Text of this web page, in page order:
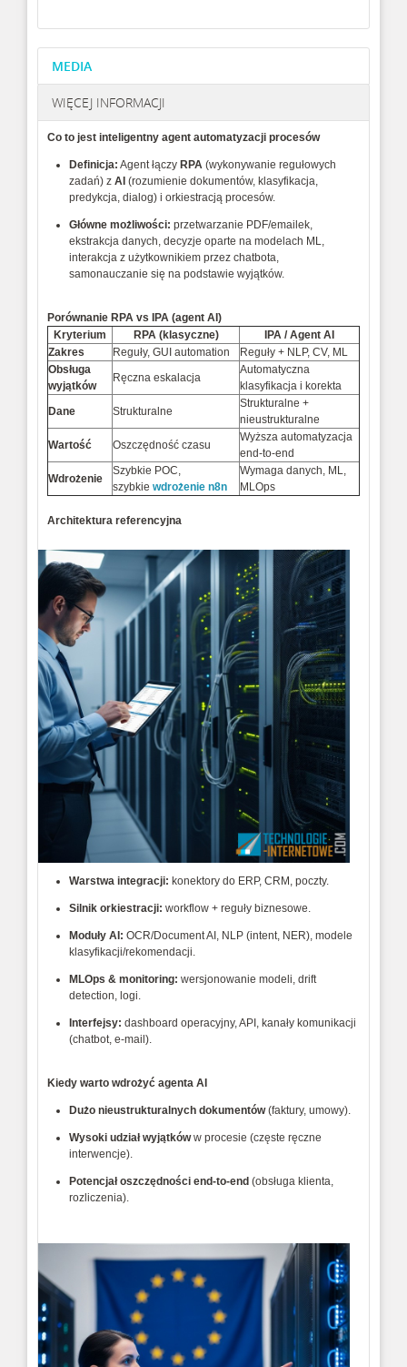
MEDIA
WIĘCEJ INFORMACJI
Co to jest inteligentny agent automatyzacji procesów
Definicja: Agent łączy RPA (wykonywanie regułowych
zadań) z AI (rozumienie dokumentów, klasyfikacja,
predykcja, dialog) i orkiestracją procesów.
Główne możliwości: przetwarzanie PDF/emailek,
ekstrakcja danych, decyzje oparte na modelach ML,
interakcja z użytkownikiem przez chatbota,
samonauczanie się na podstawie wyjątków.
Porównanie RPA vs IPA (agent AI)
Kryterium
RPA (klasyczne) IPA /Agent AI
Zakres
Reguły, GUI automation Reguły + NLP, CV, ML
Obsługa
wyjątków
Ręczna eskalacja
Automatyczna
klasyfikacja i korekta
Dane
Strukturalne
Strukturalne +
nieustrukturalne
Wartość
Oszczędność czasu
Wyższa automatyzacja
end‑to‑end
Wdrożenie
Szybkie POC,
szybkie wdrożenie n8n
Wymaga danych, ML,
MLOps
Architektura referencyjna
Warstwa integracji: konektory do ERP, CRM, poczty.
Silnik orkiestracji: workflow + reguły biznesowe.
Moduły AI: OCR/Document AI, NLP (intent, NER), modele
klasyfikacji/rekomen­dacji.
MLOps & monitoring: wersjonowanie modeli, drift
detection, logi.
Interfejsy: dashboard operacyjny, API, kanały komunikacji
(chatbot, e‑mail).
Kiedy warto wdrożyć agenta AI
Dużo nieustrukturalnych dokumentów (faktury, umowy).
Wysoki udział wyjątków w procesie (częste ręczne
interwencje).
Potencjał oszczędności end‑to‑end (obsługa klienta,
rozliczenia).